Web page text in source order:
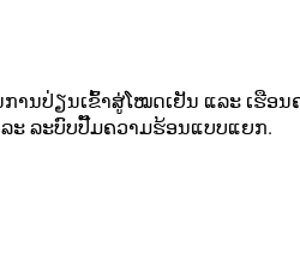
ນປ່ຽນເຂົ້າສູ່ໂໝດເຢັນ ແລະ ເຮືອນ
ລະ ລະບົບປັ໊ມຄວາມຮ້ອນແບບແຍກ.